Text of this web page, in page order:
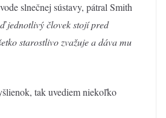
slnečnej sústavy, pátral Smith
jednotlivý človek stojí pred
starostlivo zvažuje a dáva mu
tak uvediem niekoľko